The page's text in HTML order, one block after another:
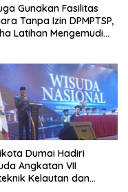
Gunakan Fasilitas
Tanpa Izin DPMPTSP,
Latihan Mengemudi
Dumai Hadiri
Angkatan VII
Kelautan dan